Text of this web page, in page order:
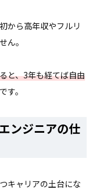
から高年収やフルリ
ん。
と、3年も経てば自由
す。
ンジニアの仕
キャリアの土台にな